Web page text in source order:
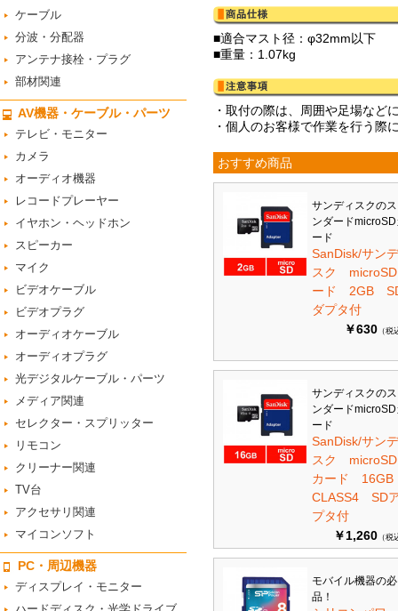
ケーブル
分波・分配器
アンテナ接栓・プラグ
部材関連
AV機器・ケーブル・パーツ
テレビ・モニター
カメラ
オーディオ機器
レコードプレーヤー
イヤホン・ヘッドホン
スピーカー
マイク
ビデオケーブル
ビデオプラグ
オーディオケーブル
オーディオプラグ
光デジタルケーブル・パーツ
メディア関連
セレクター・スプリッター
リモコン
クリーナー関連
TV台
アクセサリ関連
マイコンソフト
PC・周辺機器
ディスプレイ・モニター
■適合マスト径：φ32mm以下
■重量：1.07kg
・取付の際は、周囲や足場など
・個人のお客様で作業を行う際
おすすめ商品
サンディスクの
ンダード
ード
SanDisk/サン
スク
ード 2GB
ダプタ付
￥630 （税
サンディスクの
ンダード
ード
SanDisk/サン
スク
カード
CLASS4 SD
プタ付
￥1,260 （税
モバイル機器の
品！